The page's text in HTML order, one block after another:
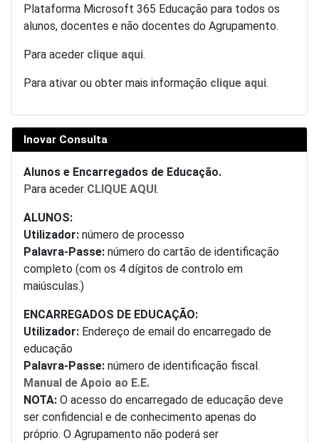
Plataforma Microsoft 365 Educação para todos os
alunos, docentes e não docentes do Agrupamento.
Para aceder clique aqui.
Para ativar ou obter mais informação clique aqui.
Inovar Consulta
Alunos e Encarregados de Educação.
Para aceder CLIQUE AQUI.
ALUNOS:
Utilizador: número de processo
Palavra-Passe: número do cartão de identificação
completo (com os 4 dígitos de controlo em
maiúsculas.)
ENCARREGADOS DE EDUCAÇÃO:
Utilizador: Endereço de email do encarregado de
educação
Palavra-Passe: número de identificação fiscal.
Manual de Apoio ao E.E.
NOTA: O acesso do encarregado de educação deve
ser confidencial e de conhecimento apenas do
próprio. O Agrupamento não poderá ser